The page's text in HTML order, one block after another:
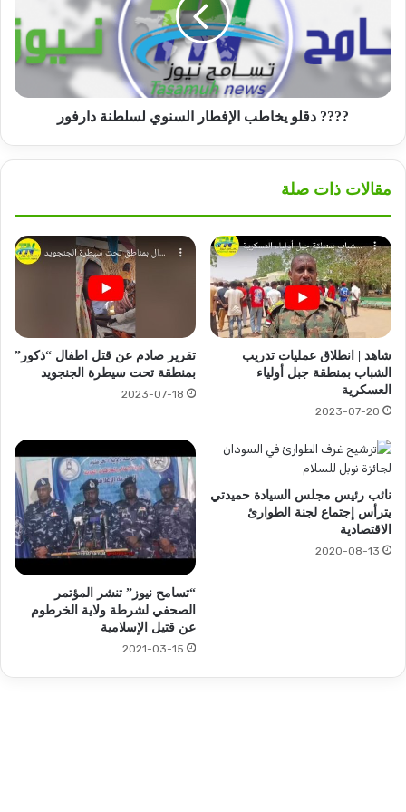
السنوي
لسلطنة
دارفور
???? دقلو يخاطب الإفطار السنوي لسلطنة دارفور
مقالات ذات صلة
شاهد | انطلاق عمليات تدريب
الشباب بمنطقة جبل أولياء
العسكرية
2023-07-20
تقرير صادم عن قتل اطفال “ذكور”
بمنطقة تحت سيطرة الجنجويد
2023-07-18
نائب رئيس مجلس السيادة حميدتي
يترأس إجتماع لجنة الطوارئ
الاقتصادية
2020-08-13
“تسامح نيوز” تنشر المؤتمر
الصحفي لشرطة ولاية الخرطوم
عن قتيل الإسلامية
2021-03-15